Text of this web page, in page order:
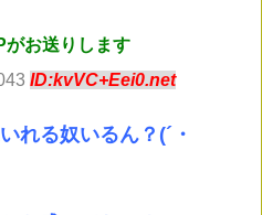
がお送りします
ID:kvVC+Eei0.net
れる奴いるん？(´・